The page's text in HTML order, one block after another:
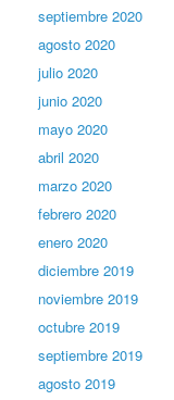
septiembre 2020
agosto 2020
julio 2020
junio 2020
mayo 2020
abril 2020
marzo 2020
febrero 2020
enero 2020
diciembre 2019
noviembre 2019
octubre 2019
septiembre 2019
agosto 2019